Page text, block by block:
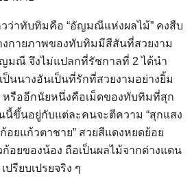
ว่าทับทิมคือ “อัญมณีแห่งผลไม้” คงสืบ
กายภาพของทับทิมมีสีสันที่สวยงาม
ญมณี จึงไม่แปลกที่รัชกาลที่ 2 ได้นำ
ป็นนางอันเป็นที่รักที่สวยงามอย่างยิ้ม
หรืออีกนัยหนึ่งคือเม็ดของทับทิมที่สุก
นี้ขึ้นอยู่กับแต่ละคนจะตีความ “สุกแสง
อยแก้วตาชาย” สวยสีแดงหยดย้อย
อยของน้อง ถือเป็นผลไม้จากต่างแดน
ปรียบเปรยจริง ๆ